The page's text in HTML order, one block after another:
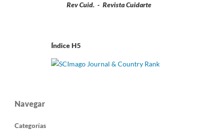
Rev Cuid. - Revista Cuidarte
Índice H5
Navegar
Categorías